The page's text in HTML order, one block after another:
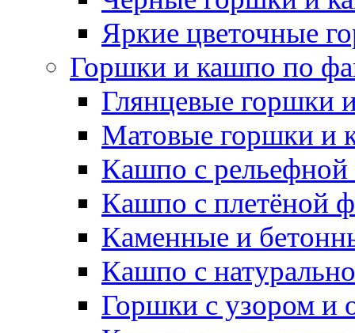
Яркие цветочные
Горшки и кашпо по
Глянцевые горшки
Матовые горшки и
Кашпо с рельефной
Кашпо с плетёной
Каменные и
Кашпо с
Горшки с узором и